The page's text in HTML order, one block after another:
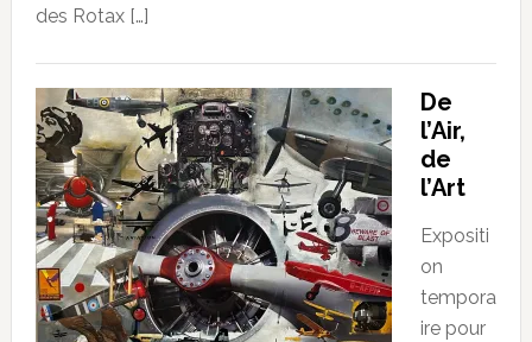
des Rotax […]
De
l’Air,
de
l’Art
Expositi
on
tempora
ire pour